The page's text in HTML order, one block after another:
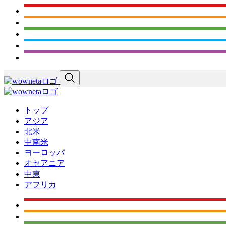
トップ
アジア
北米
中南米
ヨーロッパ
オセアニア
中東
アフリカ